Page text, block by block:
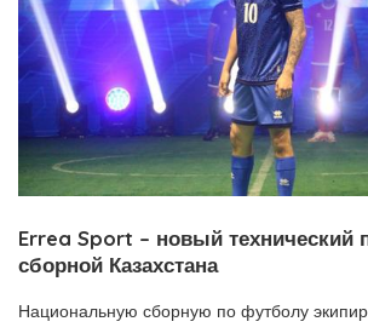
Errea Sport – новый технический
сборной Казахстана
Национальную сборную по футболу